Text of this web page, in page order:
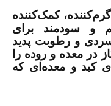
کمک‌کننده
و سودمند برای
سردی و رطوبت پدید
در معده و روده را
کبد و معده‌ای که